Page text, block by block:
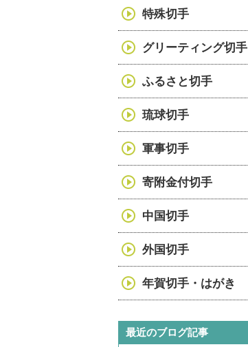
特殊切手
グリーティング切手
ふるさと切手
琉球切手
軍事切手
寄附金付切手
中国切手
外国切手
年賀切手・はがき
最近のブログ記事